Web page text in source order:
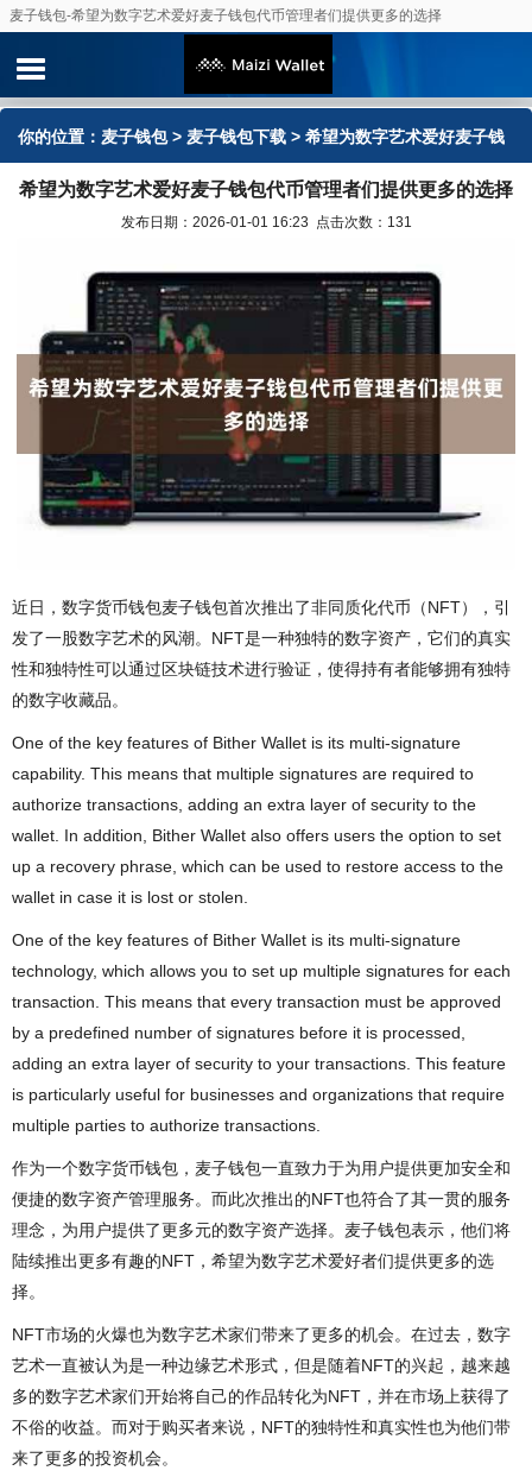
麦子钱包-希望为数字艺术爱好麦子钱包代币管理者们提供更多的选择
你的位置： 麦子钱包> 麦子钱包下载 > 希望为数字艺术爱好麦子钱
包代币管理者们提供更多的选择
希望为数字艺术爱好麦子钱包代币管理者们提供更多的选择
发布日期：2026-01-01 16:23 点击次数：131
近日，数字货币钱包麦子钱包首次推出了非同质化代币（NFT），引
发了一股数字艺术的风潮。NFT是一种独特的数字资产，它们的真实
性和独特性可以通过区块链技术进行验证，使得持有者能够拥有独特
的数字收藏品。
One of the key features of Bither Wallet is its multi-signature
capability. This means that multiple signatures are required to
authorize transactions, adding an extra layer of security to the
wallet. In addition, Bither Wallet also offers users the option to set
up a recovery phrase, which can be used to restore access to the
wallet in case it is lost or stolen.
One of the key features of Bither Wallet is its multi-signature
technology, which allows you to set up multiple signatures for each
transaction. This means that every transaction must be approved
by a predefined number of signatures before it is processed,
adding an extra layer of security to your transactions. This feature
is particularly useful for businesses and organizations that require
multiple parties to authorize transactions.
作为一个数字货币钱包，麦子钱包一直致力于为用户提供更加安全和
便捷的数字资产管理服务。而此次推出的NFT也符合了其一贯的服务
理念，为用户提供了更多元的数字资产选择。麦子钱包表示，他们将
陆续推出更多有趣的NFT，希望为数字艺术爱好者们提供更多的选
择。
NFT市场的火爆也为数字艺术家们带来了更多的机会。在过去，数字
艺术一直被认为是一种边缘艺术形式，但是随着NFT的兴起，越来越
多的数字艺术家们开始将自己的作品转化为NFT，并在市场上获得了
不俗的收益。而对于购买者来说，NFT的独特性和真实性也为他们带
来了更多的投资机会。